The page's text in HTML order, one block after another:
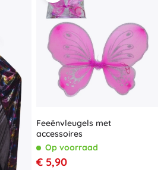
Feeënvleugels met
accessoires
Op voorraad
€ 5,90